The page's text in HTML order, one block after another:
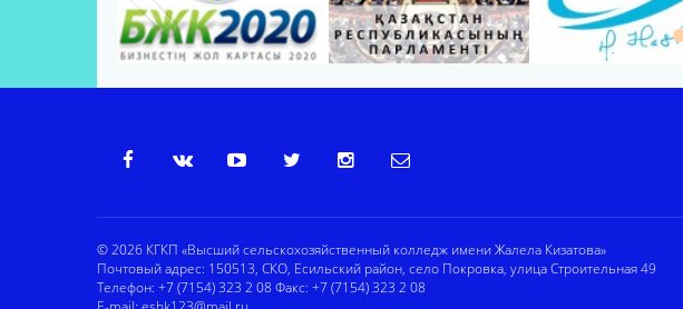
© 2026 КГКП «Высший сельскохозяйственный колледж имени Жалела Кизатова»
Почтовый адрес: 150513, СКО, Есильский район, село Покровка, улица Строительная 49
Телефон: +7 (7154) 323 2 08 Факс: +7 (7154) 323 2 08